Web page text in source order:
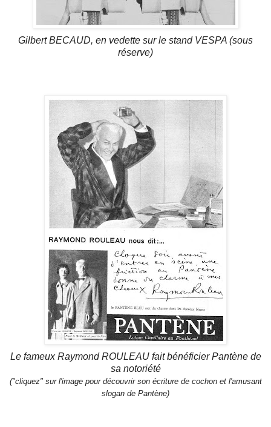
Gilbert BECAUD, en vedette sur le stand VESPA (sous
réserve)
Le fameux Raymond ROULEAU fait bénéficier Pantène de
sa notoriété
("cliquez" sur l'image pour découvrir son écriture de cochon et l'amusant
slogan de Pantène)